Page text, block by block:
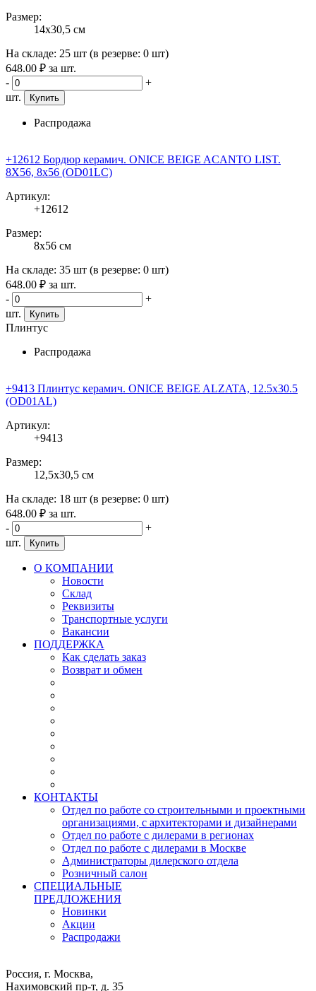
Размер:
14x30,5 см
На складе: 25 шт (в резерве: 0 шт)
648.00 ₽ за шт.
-
+
шт.
Купить
Распродажа
+12612 Бордюр керамич. ONICE BEIGE ACANTO LIST.
8X56, 8x56 (OD01LC)
Артикул:
+12612
Размер:
8x56 см
На складе: 35 шт (в резерве: 0 шт)
648.00 ₽ за шт.
-
+
шт.
Купить
Плинтус
Распродажа
+9413 Плинтус керамич. ONICE BEIGE ALZATA, 12.5x30.5
(OD01AL)
Артикул:
+9413
Размер:
12,5x30,5 см
На складе: 18 шт (в резерве: 0 шт)
648.00 ₽ за шт.
-
+
шт.
Купить
О КОМПАНИИ
Новости
Склад
Реквизиты
Транспортные услуги
Вакансии
ПОДДЕРЖКА
Как сделать заказ
Возврат и обмен
КОНТАКТЫ
Отдел по работе со строительными и проектными
организациями, с архитекторами и дизайнерами
Отдел по работе с дилерами в регионах
Отдел по работе с дилерами в Москве
Администраторы дилерского отдела
Розничный салон
СПЕЦИАЛЬНЫЕ
ПРЕДЛОЖЕНИЯ
Новинки
Акции
Распродажи
Россия, г. Москва,
Нахимовский пр-т, д. 35